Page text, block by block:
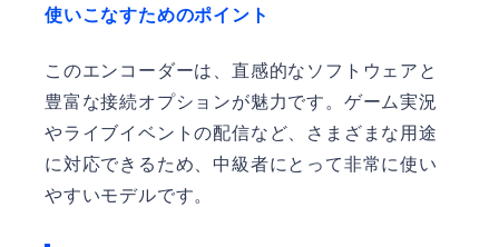
使いこなすためのポイント
このエンコーダーは、直感的なソフトウェアと
豊富な接続オプションが魅力です。ゲーム実況
やライブイベントの配信など、さまざまな用途
に対応できるため、中級者にとって非常に使い
やすいモデルです。